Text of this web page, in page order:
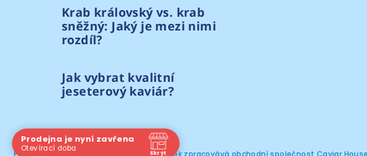
Při prohlížení těchto internetových stránek zpracovává obchodní společnost Caviar
Krab královský vs. krab
sněžný: Jaký je mezi nimi
rozdíl?
Jak vybrat kvalitní
jeseterový kaviár?
Prodejna je nyní zavřena
Otevírací doba Skrýt